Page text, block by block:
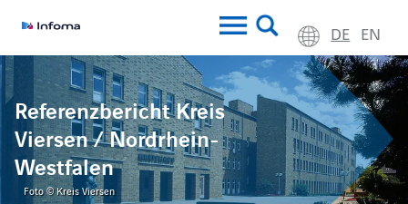
DE EN
Referenzbericht Kreis
Viersen / Nordrhein-
Westfalen
Foto © Kreis Viersen